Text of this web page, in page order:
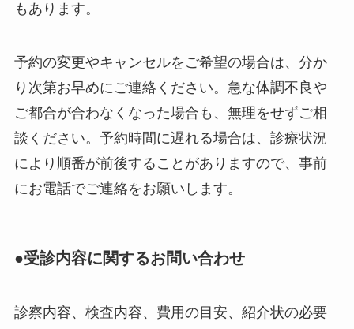
もあります。
予約の変更やキャンセルをご希望の場合は、分か
り次第お早めにご連絡ください。急な体調不良や
ご都合が合わなくなった場合も、無理をせずご相
談ください。予約時間に遅れる場合は、診療状況
により順番が前後することがありますので、事前
にお電話でご連絡をお願いします。
●受診内容に関するお問い合わせ
診察内容、検査内容、費用の目安、紹介状の必要